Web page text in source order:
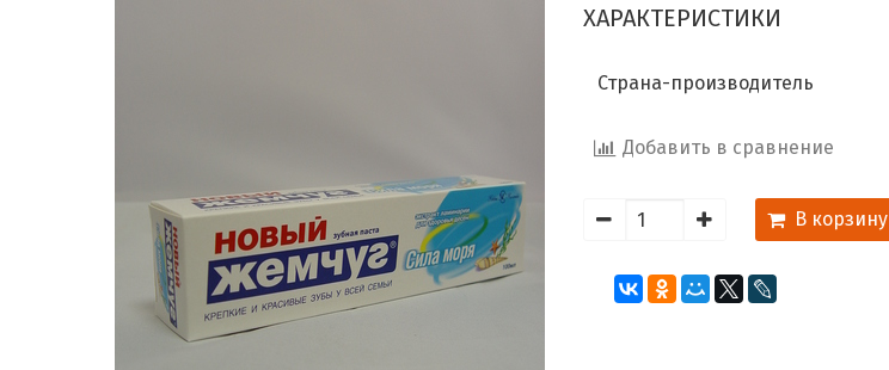
ХАРАКТЕРИСТИКИ
Страна-производитель
Добавить в сравнение
В корзину